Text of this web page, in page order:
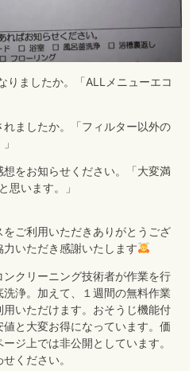
りましたか。「ALLメニューエコ
ましたか。「フィルター以外の
をお知らせください。「大変満
思います。」
ご利用いただきありがとうござ
いただき感謝いたします
クリーニング技術者が作業を行
浄。加えて、１週間の無料作業
いただけます。おそうじ機能付
と大変お得になっています。価
ジ上では非公開としています。
ください。